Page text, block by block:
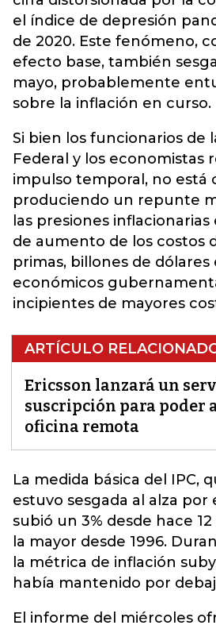
el índice de depresión
de 2020. Este fenómeno,
efecto base, también
mayo, probablemente
sobre la inflación en curso.
Si bien los funcionarios de
Federal y los economistas
impulso temporal, no está
produciendo un repunte
las presiones
de aumento de los costos
primas, billones de
económicos
incipientes de mayores
ARTÍCULO
Ericsson lanzará un
suscripción para poder
oficina remota
La medida básica del IPC,
estuvo sesgada al alza por
subió un 3% desde hace 12
la mayor desde 1996.
la métrica de inflación
había mantenido por
El informe del miércoles